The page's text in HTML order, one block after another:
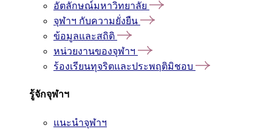
อัตลักษณ์มหาวิทยาลัย
จุฬาฯ กับความยั่งยืน
ข้อมูลและสถิติ
หน่วยงานของจุฬาฯ
ร้องเรียนทุจริตและประพฤติมิชอบ
รู้จักจุฬาฯ
แนะนำจุฬาฯ